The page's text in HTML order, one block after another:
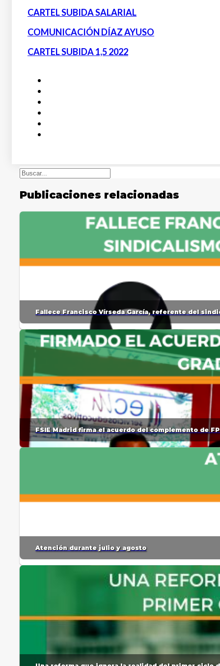
CARTEL SUBIDA SALARIAL
COMUNICACIÓN DÍAZ AYUSO
CARTEL SUBIDA 1,5 2022
Buscar
Publicaciones relacionadas
Fallece Francisco Vírseda García, referente del
FSIE Madrid firma el acuerdo del complemento de
Atención durante julio y agosto